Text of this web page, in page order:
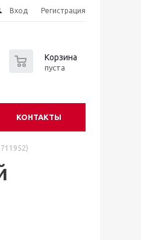
Вход Регистрация
Корзина
пуста
КОНТАКТЫ